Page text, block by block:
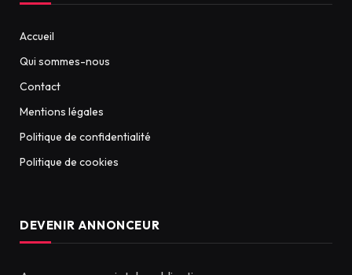
Accueil
Qui sommes-nous
Contact
Mentions légales
Politique de confidentialité
Politique de cookies
DEVENIR ANNONCEUR